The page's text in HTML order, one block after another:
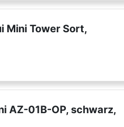
Mini Tower Sort,
AZ-01B-OP, schwarz,